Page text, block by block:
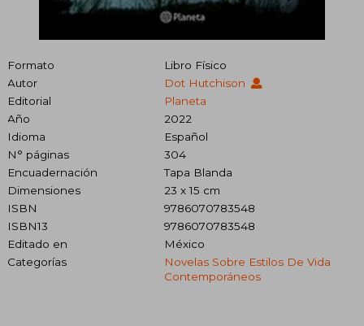
Formato
Libro Físico
Autor
Dot Hutchison
Editorial
Planeta
Año
2022
Idioma
Español
N° páginas
304
Encuadernación
Tapa Blanda
Dimensiones
23 x 15 cm
ISBN
9786070783548
ISBN13
9786070783548
Editado en
México
Categorías
Novelas Sobre Estilos De Vida
Contemporáneos